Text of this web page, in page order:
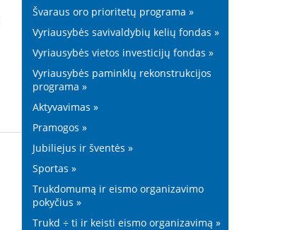
Švaraus oro prioritetų programa »
Vyriausybės savivaldybių kelių fondas »
Vyriausybės vietos investicijų fondas »
Vyriausybės paminklų rekonstrukcijos
programa »
Aktyvavimas »
Pramogos »
Jubiliejus ir šventės »
Sportas »
Trukdomumą ir eismo organizavimo
pokyčius »
Trukd ÷ ti ir keisti eismo organizavimą »